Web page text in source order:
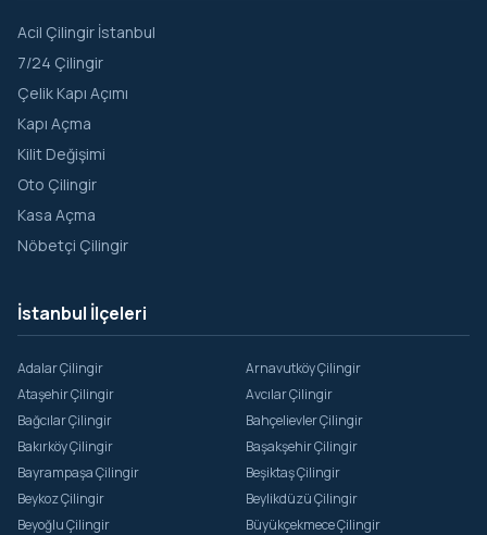
Acil Çilingir İstanbul
7/24 Çilingir
Çelik Kapı Açımı
Kapı Açma
Kilit Değişimi
Oto Çilingir
Kasa Açma
Nöbetçi Çilingir
İstanbul İlçeleri
Adalar Çilingir
Arnavutköy Çilingir
Ataşehir Çilingir
Avcılar Çilingir
Bağcılar Çilingir
Bahçelievler Çilingir
Bakırköy Çilingir
Başakşehir Çilingir
Bayrampaşa Çilingir
Beşiktaş Çilingir
Beykoz Çilingir
Beylikdüzü Çilingir
Beyoğlu Çilingir
Büyükçekmece Çilingir